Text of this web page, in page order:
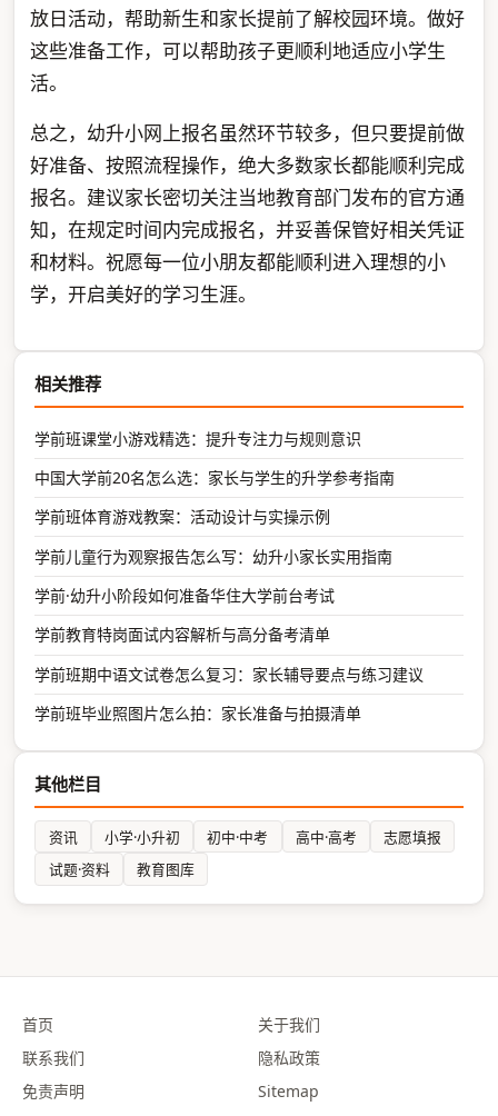
放日活动，帮助新生和家长提前了解校园环境。做好
这些准备工作，可以帮助孩子更顺利地适应小学生
活。
总之，幼升小网上报名虽然环节较多，但只要提前做
好准备、按照流程操作，绝大多数家长都能顺利完成
报名。建议家长密切关注当地教育部门发布的官方通
知，在规定时间内完成报名，并妥善保管好相关凭证
和材料。祝愿每一位小朋友都能顺利进入理想的小
学，开启美好的学习生涯。
相关推荐
学前班课堂小游戏精选：提升专注力与规则意识
中国大学前20名怎么选：家长与学生的升学参考指南
学前班体育游戏教案：活动设计与实操示例
学前儿童行为观察报告怎么写：幼升小家长实用指南
学前·幼升小阶段如何准备华住大学前台考试
学前教育特岗面试内容解析与高分备考清单
学前班期中语文试卷怎么复习：家长辅导要点与练习建议
学前班毕业照图片怎么拍：家长准备与拍摄清单
其他栏目
资讯 小学·小升初 初中·中考 高中·高考
志愿填报
试题·资料
教育图库
首页
关于我们
联系我们
隐私政策
免责声明
Sitemap